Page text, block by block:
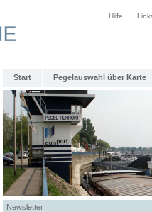
Hilfe
Start Pegelauswahl über Karte
Newsletter